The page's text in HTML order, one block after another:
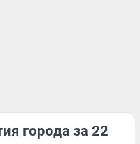
города за 22